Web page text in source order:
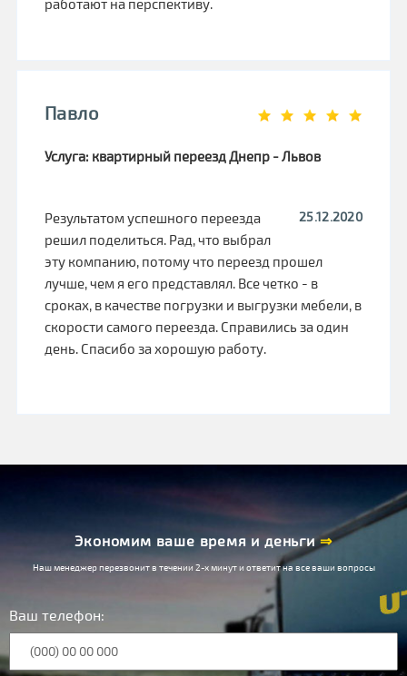
работают на перспективу.
Павло
Услуга: квартирный переезд Днепр - Львов
25.12.2020
Результатом успешного переезда
решил поделиться. Рад, что выбрал
эту компанию, потому что переезд прошел
лучше, чем я его представлял. Все четко - в
сроках, в качестве погрузки и выгрузки мебели, в
скорости самого переезда. Справились за один
день. Спасибо за хорошую работу.
Экономим ваше время и деньги⇒
Наш менеджер перезвонит в течении 2-х минут и ответит на все ваши вопросы
Ваш телефон: